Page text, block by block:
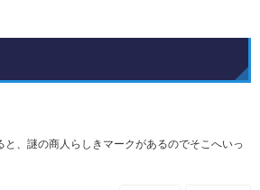
と、謎の商人らしきマークがあるのでそこへいっ